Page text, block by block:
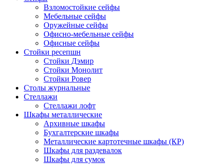
Взломостойкие сейфы
Мебельные сейфы
Оружейные сейфы
Офисно-мебельные сейфы
Офисные сейфы
Стойки ресепшн
Стойки Дэмир
Стойки Монолит
Стойки Ровер
Столы журнальные
Стеллажи
Стеллажи лофт
Шкафы металлические
Архивные шкафы
Бухгалтерские шкафы
Металлические картотечные шкафы (КР)
Шкафы для раздевалок
Шкафы для сумок